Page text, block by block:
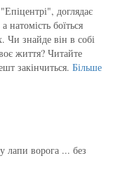
доглядає
натомість боїться
Чи знайде він в собі
життя? Читайте
закінчиться. Більше
лапи ворога ... без